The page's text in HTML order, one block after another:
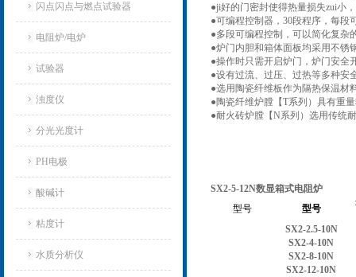
闪点闪点与燃点试验器
电阻炉/电炉
试验器
浊度仪
分光光度计
PH电极
酸碱计
粘度计
水质分析仪
●ji好的门密封使得热量损失zui小
●可编程控制器，30段程序，每段
●多段可编程控制，可以简化复杂
●炉门内胆和箱体面板均采用不锈
●操作时只需开启炉门，炉门安全
●设有过流、过压、过热等多种安
●选用陶瓷纤维板作为隔热保温材
●陶瓷纤维炉膛【T系列）具有重
●耐火砖炉膛【N系列）选用传统
SX2-5-12N数显箱式电阻炉
型号
型号
SX2-2.5-10N
SX2-4-10N
SX2-8-10N
SX2-12-10N